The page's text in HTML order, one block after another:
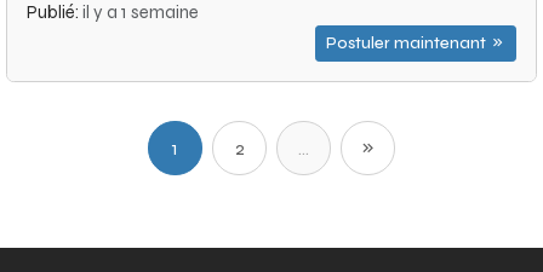
Publié: il y a 1 semaine
Postuler maintenant
1 2